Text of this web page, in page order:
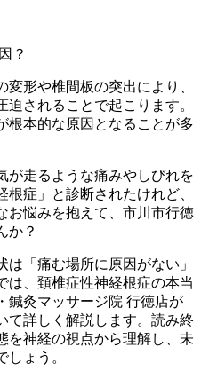
？
形や椎間板の突出により、
されることで起こります。
根本的な原因となることが多
が走るような痛みやしびれを
症」と診断されたけれど、
お悩みを抱えて、市川市行徳
か？
「痛む場所に原因がない」
は、頚椎症性神経根症の本当
鍼灸マッサージ院 行徳店が
て詳しく解説します。読み終
を神経の視点から理解し、未
ょう。